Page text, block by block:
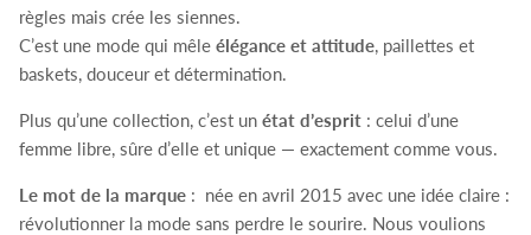
règles mais crée les siennes.
C’est une mode qui mêle élégance et attitude, paillettes et
baskets, douceur et détermination.
Plus qu’une collection, c’est un état d’esprit : celui d’une
femme libre, sûre d’elle et unique — exactement comme vous.
Le mot de la marque : née en avril 2015 avec une idée claire :
révolutionner la mode sans perdre le sourire. Nous voulions